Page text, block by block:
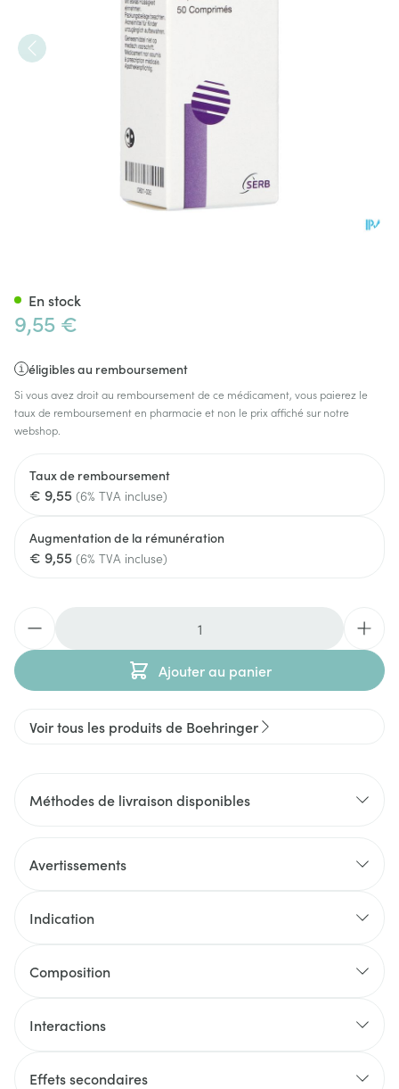
9,55 €
éligibles au remboursement
Si vous avez droit au remboursement de ce médicament, vous paierez le
taux de remboursement en pharmacie et non le prix affiché sur notre
webshop.
Taux de remboursement
€ 9,55 (6% TVA incluse)
Augmentation de la rémunération
€ 9,55 (6% TVA incluse)
Ajouter au panier
En stock
Voir tous les produits de Boehringer
Méthodes de livraison disponibles
Avertissements
Indication
Composition
Interactions
Effets secondaires